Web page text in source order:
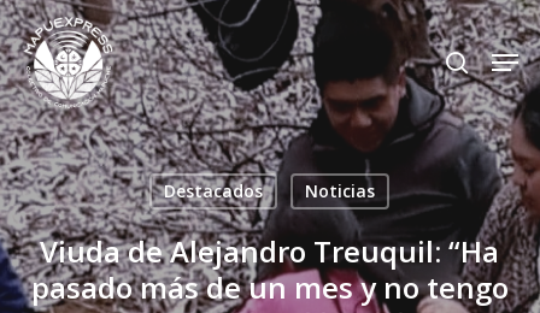
Skip
to
main
content
search
Destacados Noticias
Viuda de Alejandro Treuquil: “Ha
pasado más de un mes y no tengo
Close
Menu